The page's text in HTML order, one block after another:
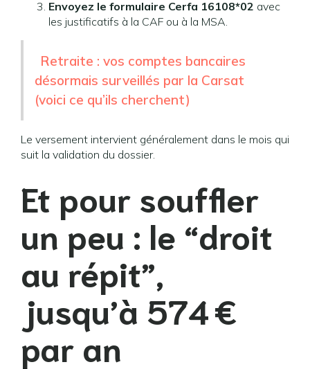
Envoyez le formulaire Cerfa 16108*02 avec
les justificatifs à la CAF ou à la MSA.
Retraite : vos comptes bancaires
désormais surveillés par la Carsat
(voici ce qu’ils cherchent)
Le versement intervient généralement dans le mois qui
suit la validation du dossier.
Et pour souffler
un peu : le “droit
au répit”,
jusqu’à 574 €
par an